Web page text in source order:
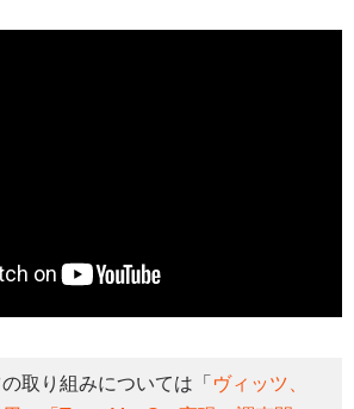
取り組みについては「 ヴィッツ、